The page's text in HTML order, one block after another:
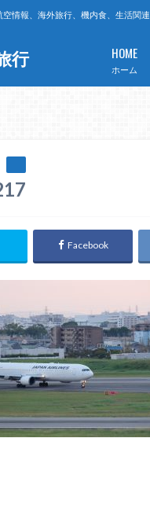
行
情報、海外旅行、機内食、生活関連
ホーム
HOME
Facebook